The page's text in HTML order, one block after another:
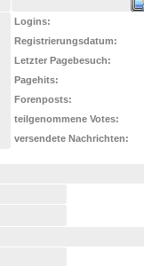
Logins:
Registrierungsdatum:
Letzter Pagebesuch:
Pagehits:
Forenposts:
teilgenommene Votes:
versendete Nachrichten: